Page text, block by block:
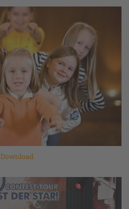
Download